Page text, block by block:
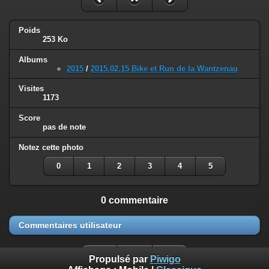
Poids
253 Ko
Albums
2015 / 2015.02.15 Bike et Run de la Wantzenau
Visites
1173
Score
pas de note
Notez cette photo
0 1 2 3 4 5
0 commentaire
Commentaires utilisateur
Propulsé par Piwigo